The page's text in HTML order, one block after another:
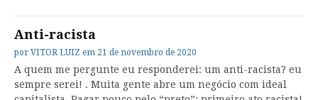
Anti-racista
por VITOR LUIZ em 21 de novembro de 2020
A quem me pergunte eu responderei: um anti-racista? eu
sempre serei! . Muita gente abre um negócio com ideal